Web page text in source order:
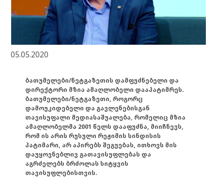
05.05.2020
ბათუმელები/ნეტგაზეთის დამფუძნებელი და
დირექტორი მზია ამაღლობელი დააპატიმრეს.
ბათუმელები/ნეტგაზეთი, როგორც
დამოუკიდებელი და გავლენებისგან
თავისუფალი მედიასაშუალება, რომელიც მზია
ამაღლობელმა 2001 წელს დააფუძნა, მიიჩნევს,
რომ ის არის რუსული რეჟიმის სინდისის
პატიმარი, არ აპირებს შეგუებას, ითხოვს მის
დაუყოვნებლივ გათავისუფლებას და
აგრძელებს ბრძოლას სიტყვის
თავისუფლებისთვის.